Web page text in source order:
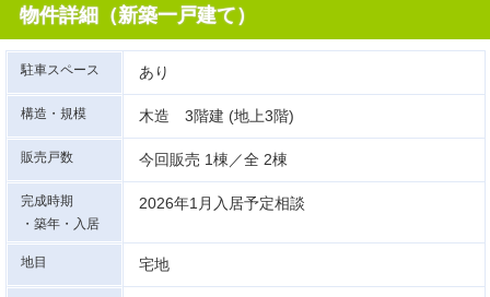
物件詳細（新築一戸建て）
駐車スペース あり
構造・規模 木造 3階建 (地上3階)
販売戸数 今回販売 1棟／全 2棟
完成時期
・築年・入居
2026年1月入居予定相談
地目 宅地